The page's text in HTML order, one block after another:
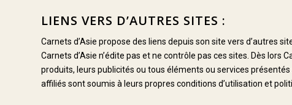
LIENS VERS D’AUTRES SITES :
Carnets d’Asie propose des liens depuis son site vers d’autres
Carnets d’Asie n’édite pas et ne contrôle pas ces sites. Dès lors
produits, leurs publicités ou tous éléments ou services
affiliés sont soumis à leurs propres conditions d’utilisation et